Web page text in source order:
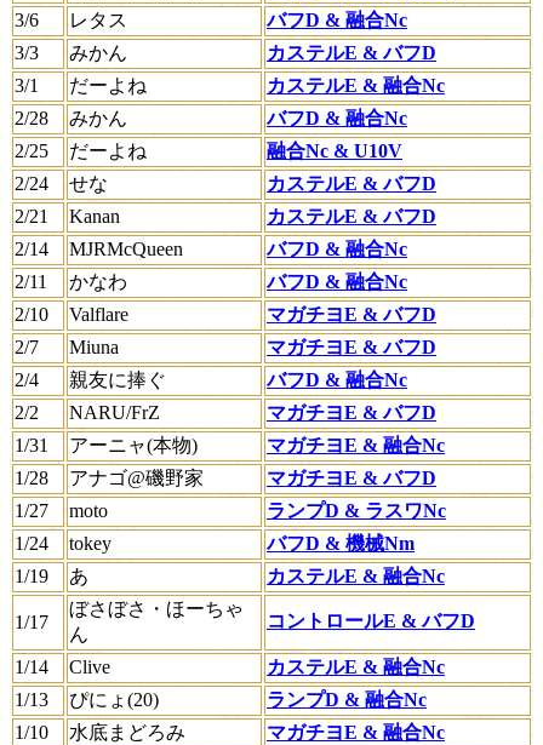
3/6
レタス
バフD & 融合Nc
3/3
みかん
カステルE & バフD
3/1
だーよね
カステルE & 融合Nc
2/28
みかん
バフD & 融合Nc
2/25
だーよね
融合Nc & U10V
2/24
せな
カステルE & バフD
2/21
Kanan
カステルE & バフD
2/14
MJRMcQueen
バフD & 融合Nc
2/11
かなわ
バフD & 融合Nc
2/10
Valflare
マガチヨE & バフD
2/7
Miuna
マガチヨE & バフD
2/4
親友に捧ぐ
バフD & 融合Nc
2/2
NARU/FrZ
マガチヨE & バフD
1/31
アーニャ(本物)
マガチヨE & 融合Nc
1/28
アナゴ@磯野家
マガチヨE & バフD
1/27
moto
ランプD & ラスワNc
1/24
tokey
バフD & 機械Nm
1/19
あ カステルE & 融合Nc
1/17
ぼさぼさ・ほーちゃ
ん
コントロールE & バフD
1/14 Clive
カステルE & 融合Nc
1/13
ぴにょ(20)
ランプD & 融合Nc
1/10
水底まどろみ
マガチヨE & 融合Nc